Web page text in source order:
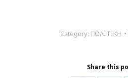
Category: ΠΟΛΙΤΙΚΗ
Share this